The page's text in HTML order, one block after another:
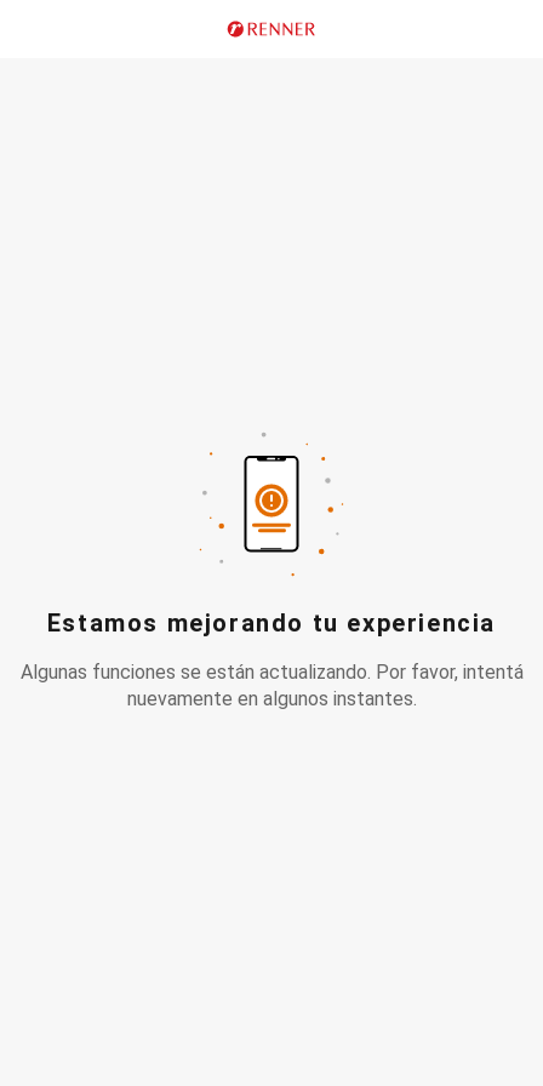
Estamos mejorando tu experiencia
Algunas funciones se están actualizando. Por favor, intentá
nuevamente en algunos instantes.